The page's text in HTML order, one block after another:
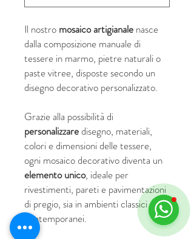
Il nostro mosaico artigianale nasce
dalla composizione manuale di
tessere in marmo, pietre naturali o
paste vitree, disposte secondo un
disegno decorativo personalizzato.
Grazie alla possibilità di
personalizzaredisegno, materiali,
colori e dimensioni delle tessere,
ogni mosaico decorativo diventa un
elemento unico, ideale per
rivestimenti, pareti e pavimentazioni
di pregio, sia in ambienti classici che
contemporanei.